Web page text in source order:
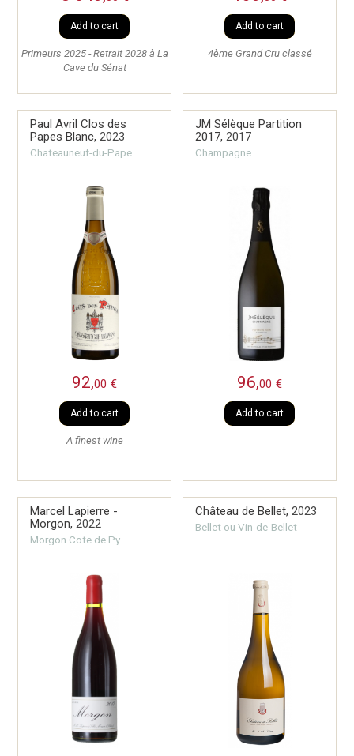
Add to cart
Primeurs 2025 - Retrait 2028 à La
Cave du Sénat
Add to cart
4ème Grand Cru classé
Paul Avril Clos des
Papes Blanc, 2023
Chateauneuf-du-Pape
92,00 €
Add to cart
A finest wine
JM Sélèque Partition
2017, 2017
Champagne
96,00 €
Add to cart
Marcel Lapierre -
Morgon, 2022
Morgon Cote de Py
Château de Bellet, 2023
Bellet ou Vin-de-Bellet